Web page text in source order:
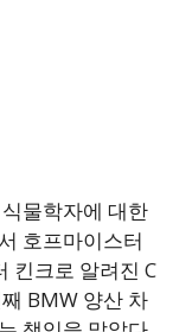
물학자에 대한
호프마이스터
킨크로 알려진 C
BMW 양산 차